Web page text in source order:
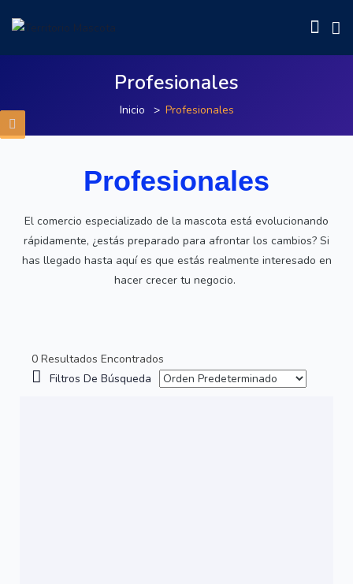
Profesionales
Inicio Profesionales
Profesionales
El comercio especializado de la mascota está evolucionando
rápidamente, ¿estás preparado para afrontar los cambios? Si
has llegado hasta aquí es que estás realmente interesado en
hacer crecer tu negocio.
0 Resultados Encontrados
Filtros De Búsqueda